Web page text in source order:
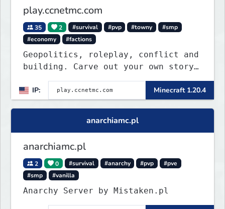
play.ccnetmc.com
35 2 #survival #pvp #towny
#smp
#economy
#factions
Geopolitics, roleplay, conflict and
building. Carve out your own story
on a 1:1000 map of Earth using
tanks, warships, guns and more.
Express your creative side by
building cities that the world will
IP: Minecraft 1.20.4
anarchiamc.pl
anarchiamc.pl
2 0 #survival #anarchy #pvp
#pve
#smp
#vanilla
Anarchy Server by Mistaken.pl